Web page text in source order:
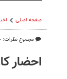
صفحه اصلی
مجموع نظرات: ۰
احضار